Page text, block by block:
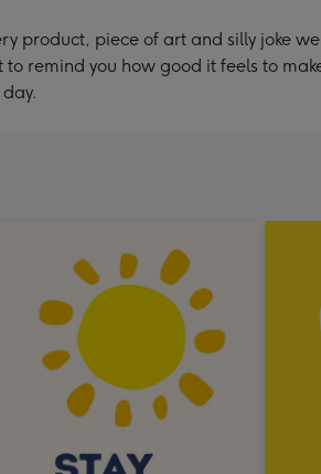
product, piece of art and silly joke
remind you how good it feels to